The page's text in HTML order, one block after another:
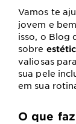
Vamos te
jovem e
isso, o Blog
sobre
valiosas
sua pele
em sua
O que